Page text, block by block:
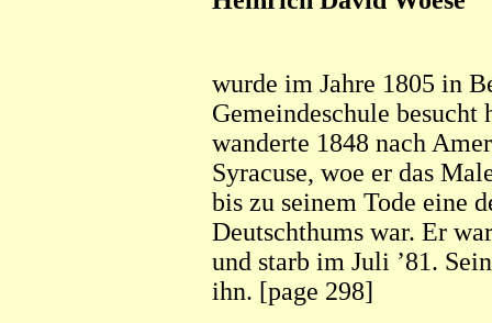
wurde im Jahre 1805 in
Gemeindeschule
wanderte 1848 nach
Syracuse, woe er das
bis zu seinem Tode eine
Deutschthums war. Er
und starb im Juli ’81.
ihn. [page 298]